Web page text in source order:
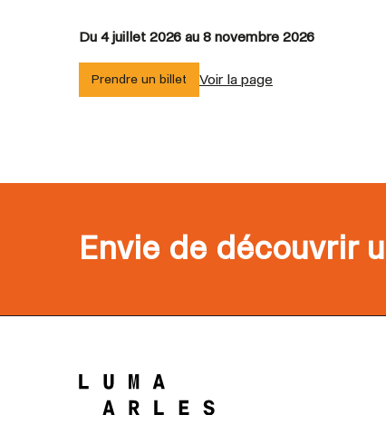
Du 4 juillet 2026 au 8 novembre 2026
Prendre un billet Voir la page
Envie de découvrir